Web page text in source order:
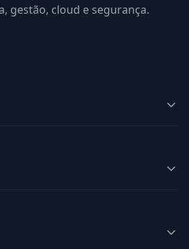
gestão, cloud e segurança.